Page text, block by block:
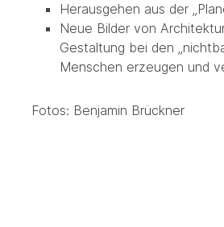
Herausgehen aus der
Neue Bilder von
Gestaltung bei den
Menschen erzeugen und
Fotos: Benjamin Brückner